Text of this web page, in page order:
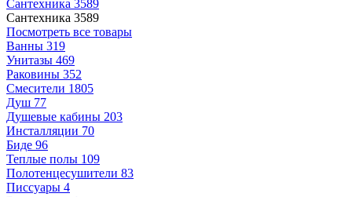
Сантехника 3589
Сантехника 3589
Посмотреть все товары
Ванны 319
Унитазы 469
Раковины 352
Смесители 1805
Душ 77
Душевые кабины 203
Инсталляции 70
Биде 96
Теплые полы 109
Полотенцесушители 83
Писсуары 4